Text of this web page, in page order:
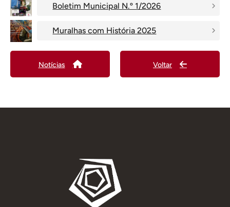
Boletim Municipal N.º 1/2026
Muralhas com História 2025
Notícias Voltar